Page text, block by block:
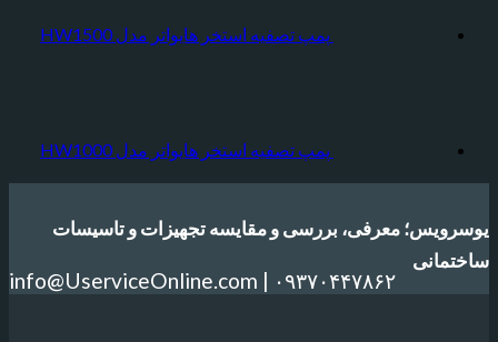
پمپ تصفیه استخر هایواتر مدل HW1500
پمپ تصفیه استخر هایواتر مدل HW1000
یوسرویس؛ معرفی، بررسی و مقایسه تجهیزات و تاسیسات
ساختمانی
info@UserviceOnline.com | ۰۹۳۷۰۴۴۷۸۶۲